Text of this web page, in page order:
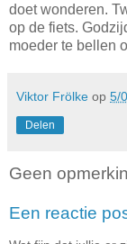
doet wonderen.
op de fiets.
moeder te bellen
Viktor Frölke op 5/
Delen
Geen
Een reactie